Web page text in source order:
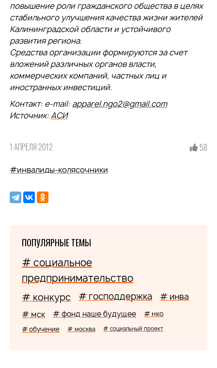
повышение роли гражданского общества в целях
стабильного улучшения качества жизни жителей
Калининградской области и устойчивого
развития региона.
Средства организации формируются за счет
вложений различных органов власти,
коммерческих компаний, частных лиц и
иностранных инвестиций.
Контакт: e-mail: apparel.ngo2@gmail.com
Источник:АСИ
1 АПРЕЛЯ 2012 58
#инвалиды-колясочники
ПОПУЛЯРНЫЕ ТЕМЫ
# социальное
предпринимательство
# конкурс # господдержка # инва
# мск # фонд наше будущее # нко
# обучение # москва # социальный проект